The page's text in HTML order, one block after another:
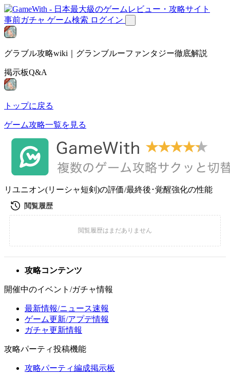
事前ガチャ ゲーム検索 ログイン
グラブル攻略wiki｜グランブルーファンタジー徹底解説
掲示板Q&A
トップに戻る
ゲーム攻略一覧を見る
リユニオン(リーシャ短剣)の評価/最終後･覚醒強化の性能
攻略コンテンツ
開催中のイベント/ガチャ情報
最新情報/ニュース速報
ゲーム更新/アプデ情報
ガチャ更新情報
攻略パーティ投稿機能
攻略パーティ編成掲示板